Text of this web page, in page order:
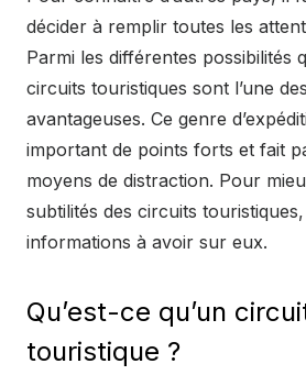
décider à remplir toutes les
Parmi les différentes possibilités
circuits touristiques sont l’une
avantageuses. Ce genre
important de points forts et fait
moyens de distraction. Pour
subtilités des circuits
informations à avoir sur eux.
Qu’est-ce qu’un
touristique ?